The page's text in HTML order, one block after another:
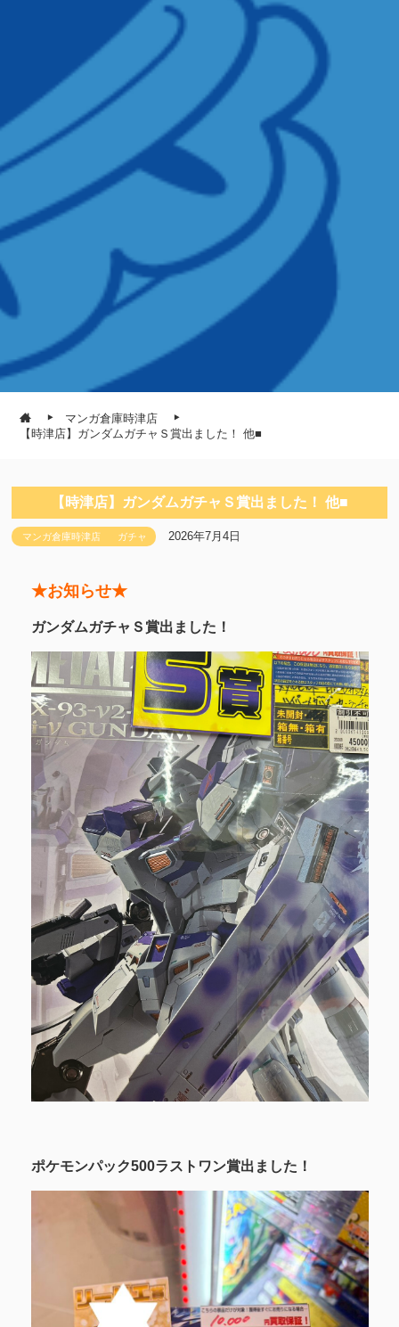
マンガ倉庫時津店
【時津店】ガンダムガチャＳ賞出ました！ 他■
【時津店】ガンダムガチャＳ賞出ました！ 他■
マンガ倉庫時津店 ガチャ 2026年7月4日
★お知らせ★
ガンダムガチャＳ賞出ました！
ポケモンパック500ラストワン賞出ました！